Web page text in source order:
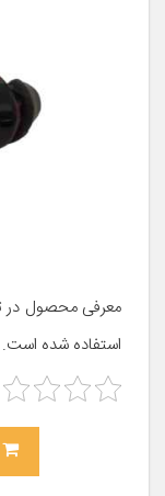
معرفی محصول در
استفاده شده